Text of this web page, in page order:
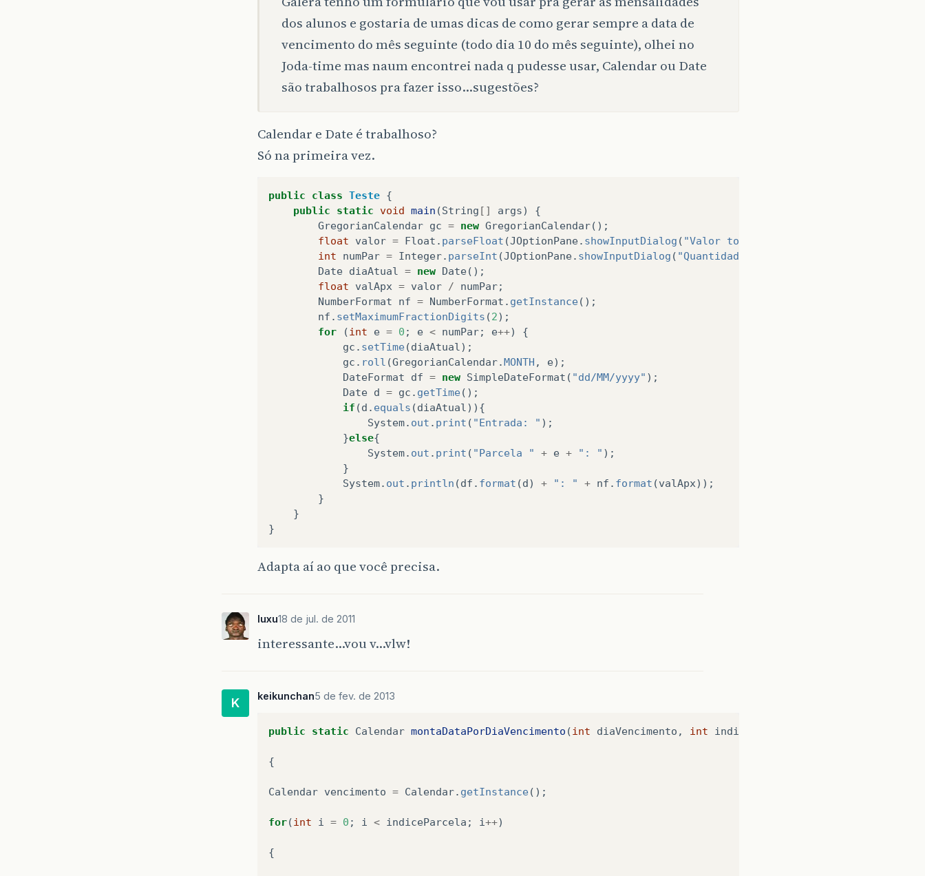
dos alunos e gostaria de umas dicas de como gerar sempre a data de
vencimento do mês seguinte (todo dia 10 do mês seguinte), olhei no
Joda-time mas naum encontrei nada q pudesse usar, Calendar ou Date
são trabalhosos pra fazer isso…sugestões?
Calendar e Date é trabalhoso?
Só na primeira vez.
public class Teste {
public
static void main (String [] args)
{
GregorianCalendar gc = new GregorianCalendar();
float
valor = Float . parseFloat (JOptionPane. showInputDialog ( "Valor total"
int
numPar = Integer. parseInt (JOptionPane. showInputDialog ( "Quantidade de parcelas"
Date diaAtual = new Date();
float
valApx = valor / numPar;
NumberFormat
nf = NumberFormat . getInstance();
nf . setMaximumFractionDigits (2);
for
(int e = 0 ; e < numPar; e++)
{
gc . setTime(diaAtual );
gc . roll (GregorianCalendar.MONTH , e);
DateFormat
df = new SimpleDateFormat ( "dd/MM/yyyy" );
Date d = gc . getTime();
if (d . equals (diaAtual )){
System. out . print ( "Entrada: " );
}else{
System. out . print ( "Parcela " + e + ": " );
}
System. out . println (df . format (d) + ": " + nf . format (valApx));
}
}
}
Adapta aí ao que você precisa.
luxu18 de jul. de 2011
interessante…vou v…vlw!
K keikunchan5 de fev. de 2013
public static Calendar montaDataPorDiaVencimento (int diaVencimento , int indiceParcela
{
Calendar vencimento = Calendar. getInstance();
for(int i = 0 ; i < indiceParcela ; i++)
{